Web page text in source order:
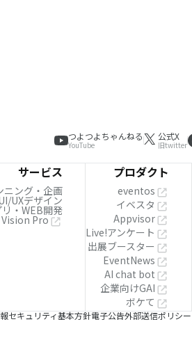
つよつよちゃんねる
YouTube
公式X
旧twitter
サービス
ニング・企画
UXデザイン
・WEB開発
Vision Pro
プロダクト
eventos
イベスタ
Appvisor
Live!アンケート
出展ブースター
EventNews
AI chat bot
企業向けGAI
ボケて
セキュリティ基本方針電子公告外部送信ポリシー